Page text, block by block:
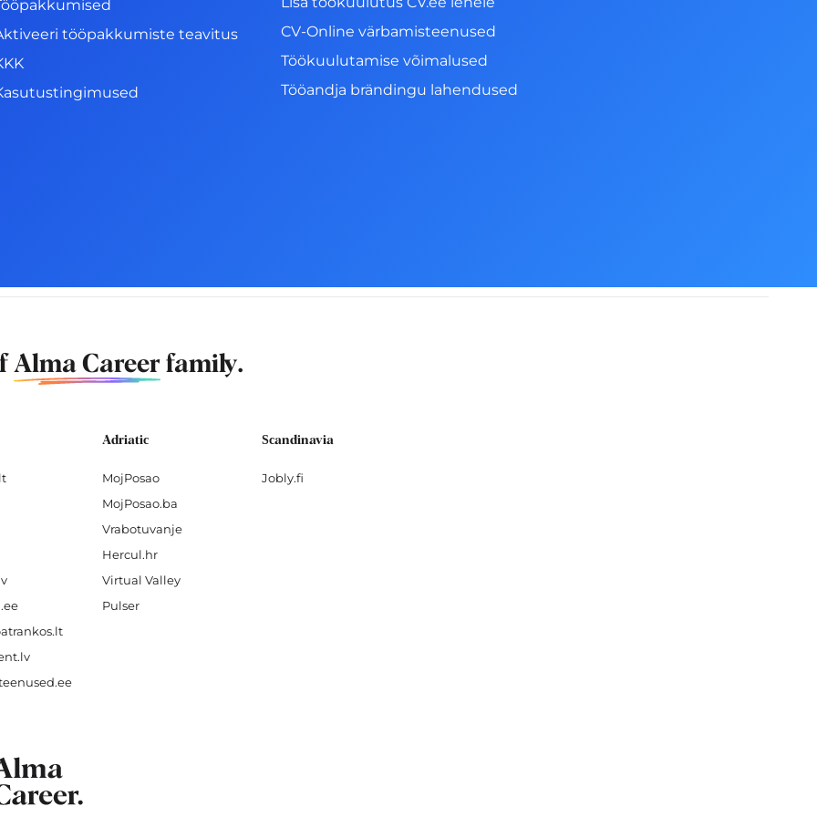
tööpakkumiste teavitus
CV-Online värbamisteenused
Töökuulutamise võimalused
Tööandja brändingu lahendused
Alma Careerfamily.
Adriatic
MojPosao
MojPosao.ba
Vrabotuvanje
Hercul.hr
Virtual Valley
Pulser
Scandinavia
Jobly.fi